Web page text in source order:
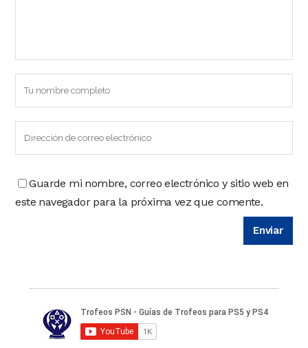
Guarde mi nombre, correo electrónico y sitio web en
este navegador para la próxima vez que comente.